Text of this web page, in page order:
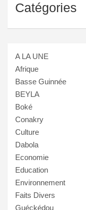
Catégories
A LA UNE
Afrique
Basse Guinnée
BEYLA
Boké
Conakry
Culture
Dabola
Economie
Education
Environnement
Faits Divers
Guéckédou